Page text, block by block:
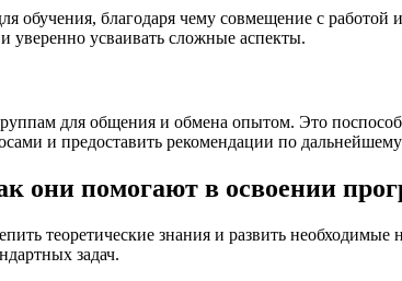
обучения, благодаря чему совмещение с
уверенно усваивать сложные аспекты.
для общения и обмена опытом. Это
и предоставить рекомендации по
они помогают в освоении
теоретические знания и развить
задач.